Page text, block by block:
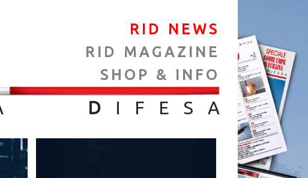
RID NEWS
RID MAGAZINE
SHOP & INFO
D IFES A